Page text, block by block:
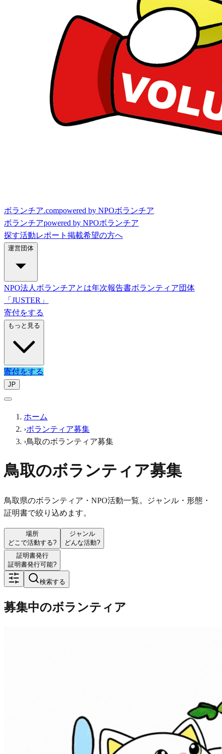
ボランチア.compowered by NPOボランチア
ボランチアpowered by NPOボランチア
探す活動レポート 掲載希望の方へ
運営団体
NPO法人ボランチアとは年次報告書ボランティア団体
「JUSTER」
寄付をする
もっと見る
寄付をする
JP
ホーム
›ボランティア募集
›鳥取のボランティア募集
鳥取のボランティア募集
鳥取県のボランティア・NPO活動一覧。ジャンル・形態・
証明書で絞り込めます。
場所
どこで活動する?
ジャンル
どんな活動?
証明書発行
証明書発行可能?
検索する
募集中のボランティア